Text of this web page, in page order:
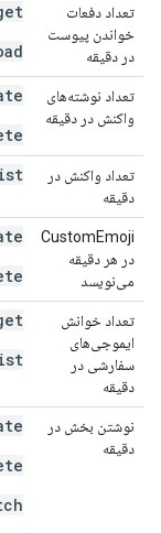
تعداد دفعات
خواندن پیوست
در دقیقه
تعداد نوشته‌های
واکنش در دقیقه
تعداد واکنش در
دقیقه
CustomEmoji
در هر دقیقه
می‌نویسد
تعداد خوانش
ایموجی‌های
سفارشی در
دقیقه
نوشتن بخش در
دقیقه